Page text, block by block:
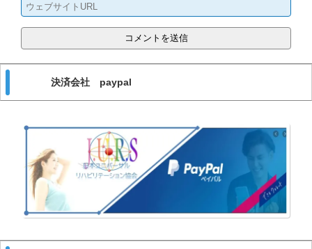
決済会社 paypal